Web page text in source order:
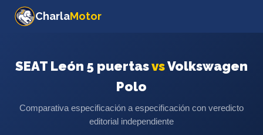
CharlaMotor
SEAT León 5 puertasvsVolkswagen
Polo
Comparativa especificación a especificación con veredicto
editorial independiente